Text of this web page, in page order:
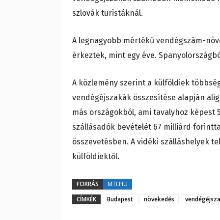
szlovák turistáknál.
A legnagyobb mértékű vendégszám-
érkeztek, mint egy éve.
A közlemény szerint a külföldiek
vendégéjszakák összesítése alapján
más országokból, ami tavalyhoz képest
szállásadók bevételét 67 milliárd
összevetésben. A vidéki szálláshelyek
külföldiektől.
FORRÁS
MTI.HU
CÍMKÉK
Budapest növekedés